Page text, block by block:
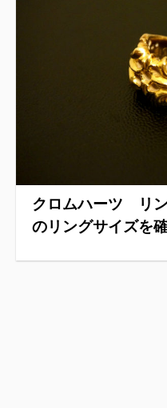
クロムハーツ リ
のリングサイズを